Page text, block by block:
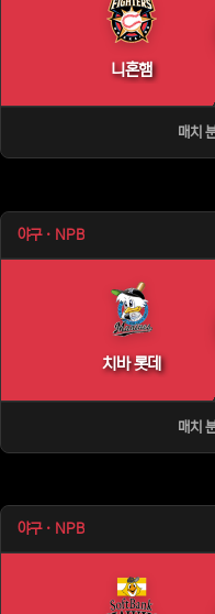
니혼햄
매치
야구 · NPB
치바 롯데
매치
야구 · NPB